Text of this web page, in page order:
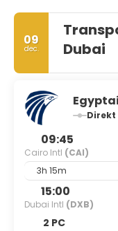
09
dec.
Dubai
Direkt
09:45
Cairo Intl (CAI)
3h 15m
15:00
Dubai Intl (DXB)
2 PC